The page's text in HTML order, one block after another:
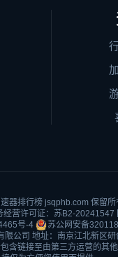
器排行榜 jsqphb.com 保留所
经营许可证：苏B2-20241547
号-4
苏公网安备
限公司 地址：南京江北新区
含链接至由第三方运营的其